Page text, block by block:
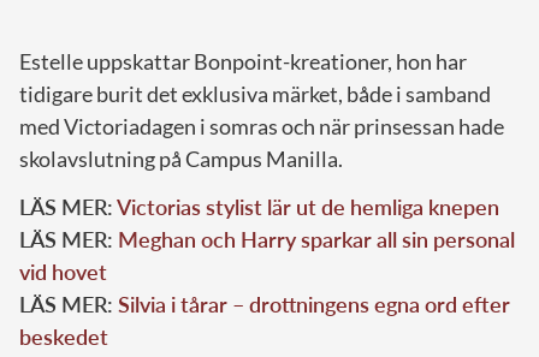
Estelle uppskattar Bonpoint-kreationer, hon har
tidigare burit det exklusiva märket, både i samband
med Victoriadagen i somras och när prinsessan hade
skolavslutning på Campus Manilla.
LÄS MER:Victorias stylist lär ut de hemliga knepen
LÄS MER: Meghan och Harry sparkar all sin personal
vid hovet
LÄS MER: Silvia i tårar – drottningens egna ord efter
beskedet